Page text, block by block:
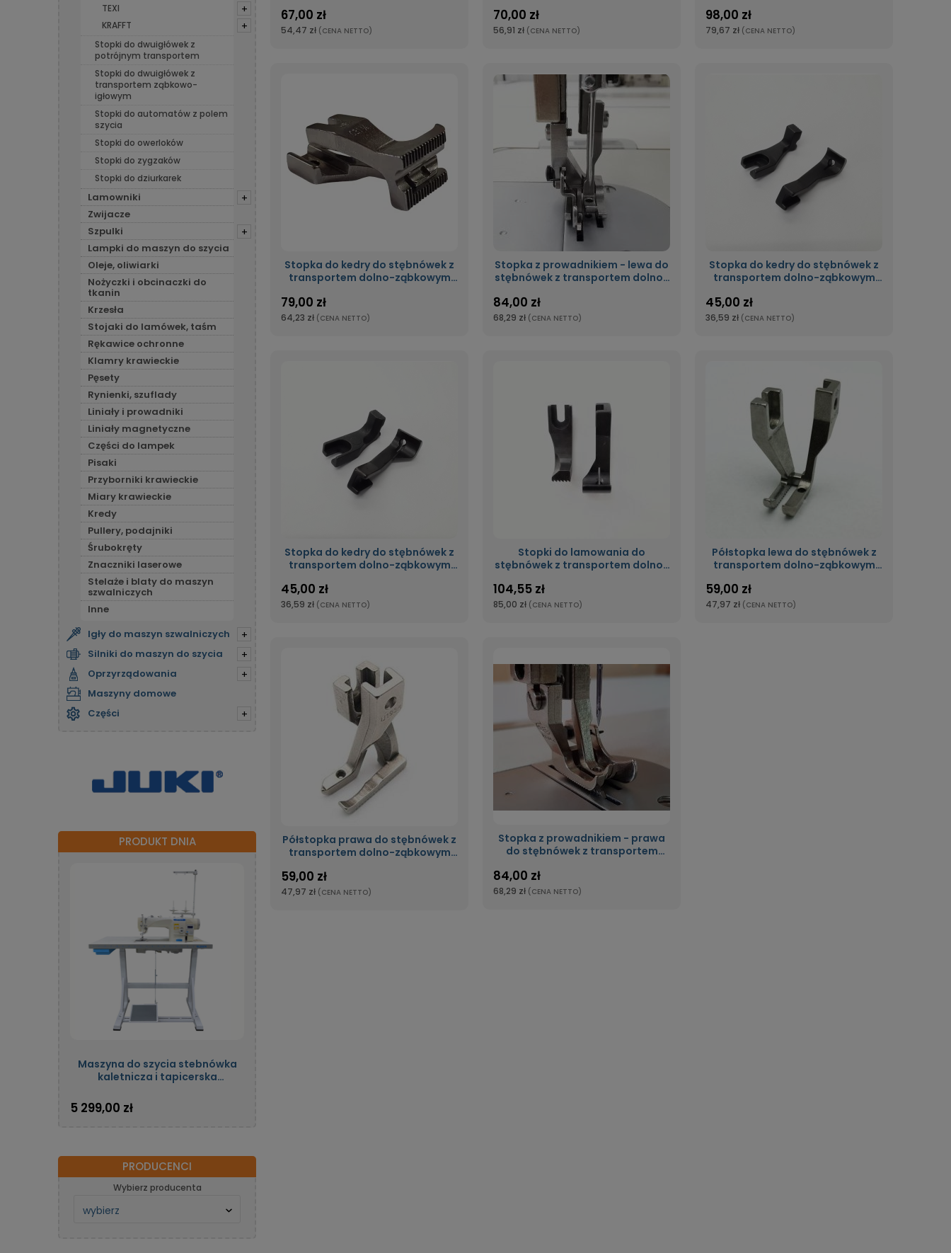
+
TEXI
+
KRAFFT
Stopki do dwuigłówek z
potrójnym transportem
Stopki do dwuigłówek z
transportem ząbkowo-
igłowym
Stopki do automatów z polem
szycia
Stopki do owerloków
Stopki do zygzaków
Stopki do dziurkarek
+
Lamowniki
Zwijacze
+
Szpulki
Lampki do maszyn do szycia
Oleje, oliwiarki
Nożyczki i obcinaczki do
tkanin
Krzesła
Stojaki do lamówek, taśm
Rękawice ochronne
Klamry krawieckie
Pęsety
Rynienki, szuflady
Liniały i prowadniki
Liniały magnetyczne
Części do lampek
Pisaki
Przyborniki krawieckie
Miary krawieckie
Kredy
Pullery, podajniki
Śrubokręty
Znaczniki laserowe
Stelaże i blaty do maszyn
szwalniczych
Inne
+
Igły do maszyn szwalniczych
+
Silniki do maszyn do szycia
+
Oprzyrządowania
Maszyny domowe
+
Części
PRODUKT DNIA
Maszyna do szycia stebnówka
kaletnicza i tapicerska
potrójnym transportem oraz
silnikiem energooszczędnym
5 299,00 zł
PRODUCENCI
Wybierz producenta
ząbkowym, krocząca stopka
67,00 zł
54,47 zł (CENA NETTO)
70,00 zł
56,91 zł (CENA NETTO)
ząbkowym, krocząca stopka
98,00 zł
79,67 zł (CENA NETTO)
Stopka do kedry do stębnówek z
transportem dolno-ząbkowym
79,00 zł
64,23 zł (CENA NETTO)
Stopka z prowadnikiem - lewa do
stębnówek z transportem dolno-
84,00 zł
68,29 zł (CENA NETTO)
Stopka do kedry do stębnówek z
transportem dolno-ząbkowym
Stopkadokedry3/16
45,00 zł
36,59 zł (CENA NETTO)
Stopka do kedry do stębnówek z
transportem dolno-ząbkowym
Stopkadokedry1/4
45,00 zł
36,59 zł (CENA NETTO)
Stopki do lamowania do
stębnówek z transportem dolno-
104,55 zł
85,00 zł (CENA NETTO)
Półstopka lewa do stębnówek z
transportem dolno-ząbkowym
59,00 zł
47,97 zł (CENA NETTO)
Półstopka prawa do stębnówek z
transportem dolno-ząbkowym
59,00 zł
47,97 zł (CENA NETTO)
Stopka z prowadnikiem - prawa
do stębnówek z transportem
84,00 zł
68,29 zł (CENA NETTO)